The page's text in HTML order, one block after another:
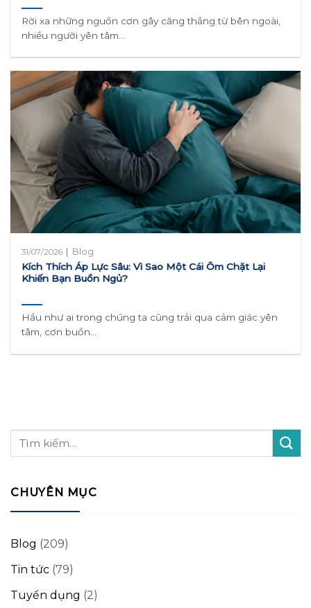
Rời xa những nguồn cơn gây căng thẳng từ bên ngoài,
nhiều người yên tâm...
31/07/2026 | Blog
Kích Thích Áp Lực Sâu: Vì Sao Một Cái Ôm Chặt Lại
Khiến Bạn Buồn Ngủ?
Hầu như ai trong chúng ta cũng trải qua cảm giác yên
tâm, cơn buồn...
CHUYÊN MỤC
Blog (209)
Tin tức (79)
Tuyển dụng (2)